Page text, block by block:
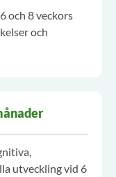
och 8 veckors
och
utveckling vid 6